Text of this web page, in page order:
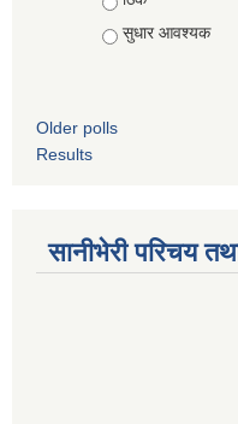
सुधार आवश्यक
Older polls
Results
सानीभेरी परिचय